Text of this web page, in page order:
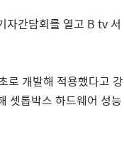
자간담회를 열고 B tv 서
로 개발해 적용했다고 강
셋톱박스 하드웨어 성능